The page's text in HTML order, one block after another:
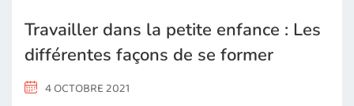
Travailler dans la petite enfance : Les
différentes façons de se former
4 OCTOBRE 2021